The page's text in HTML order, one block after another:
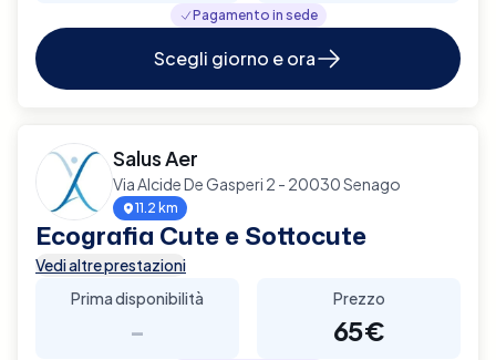
Pagamento in sede
Scegli giorno e ora
Salus Aer
Via Alcide De Gasperi 2 - 20030 Senago
11.2 km
Ecografia Cute e Sottocute
Vedi altre prestazioni
Prima disponibilità
-
Prezzo
65€